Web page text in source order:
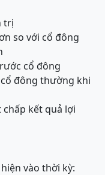
trị
so với cổ đông
cổ đông
đông thường khi
kết quả lợi
vào thời kỳ: